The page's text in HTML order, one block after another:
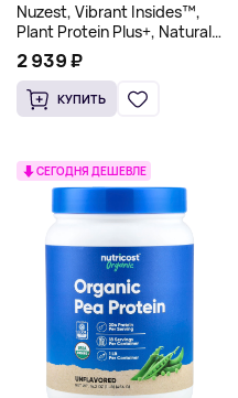
Nuzest, Vibrant Insides™,
Plant Protein Plus+, Natural
Vanilla, 8.8 oz (250 g)
2 939 ₽
КУПИТЬ
СЕГОДНЯ ДЕШЕВЛЕ